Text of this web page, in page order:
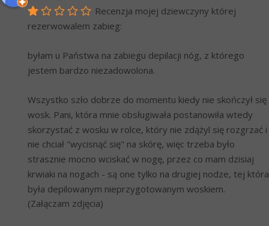
Recenzja mojej dziewczyny której
rezerwowalem zabieg:
byłam u Państwa na zabiegu depilacji nóg, z którego
jestem bardzo niezadowolona.
Wszystko szło dobrze do momentu kiedy nie skończył się
wosk. Pani, która mnie obsługiwała postanowiła wtedy
skorzystać z wosku w rolce, który nie zdążyl się rozgrzać i
nie chciał "wycisnąć się" na skórę, więc trzeba było
strasznie mocno wciskać w nogę, przez co mam dzisiaj
krwiaki na nogach - są one tylko na drugiej nodze, tej która
była depilowanym nieprzygotowanym woskiem.
(Załączam zdjęcia)